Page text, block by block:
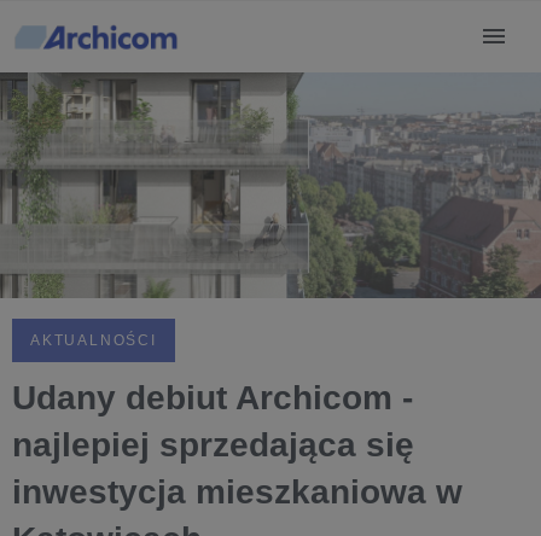
AKTUALNOŚCI
Udany debiut Archicom -
najlepiej sprzedająca się
inwestycja mieszkaniowa w